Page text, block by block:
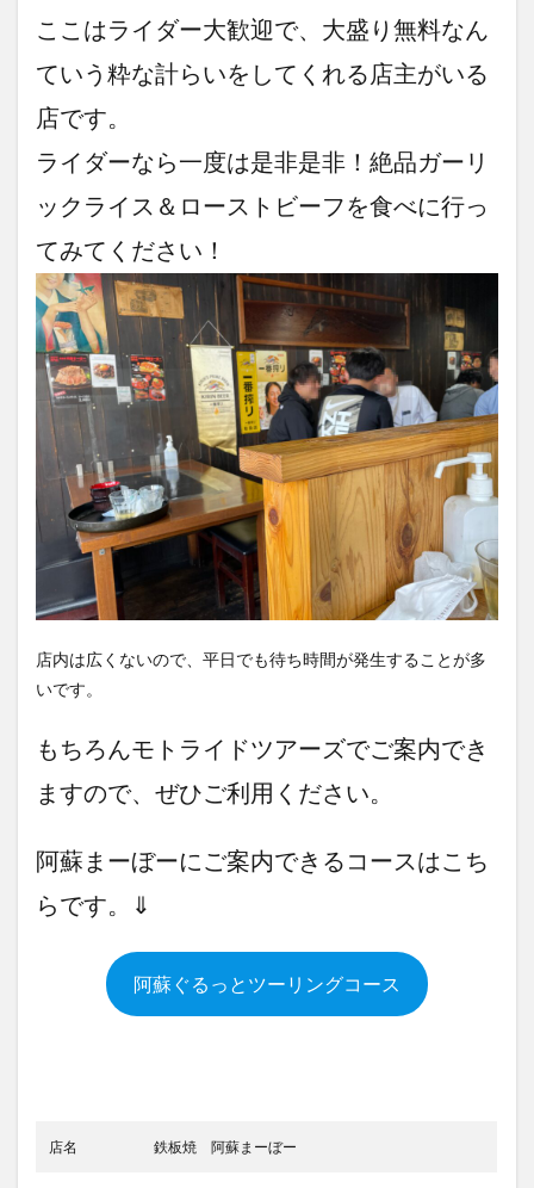
ここはライダー大歓迎で、大盛り無料なん
ていう粋な計らいをしてくれる店主がいる
店です。
ライダーなら一度は是非是非！絶品ガーリ
ックライス＆ローストビーフを食べに行っ
てみてください！
店内は広くないので、平日でも待ち時間が発生することが多
いです。
もちろんモトライドツアーズでご案内でき
ますので、ぜひご利用ください。
阿蘇まーぼーにご案内できるコースはこち
らです。⇓
阿蘇ぐるっとツーリングコース
店名 鉄板焼 阿蘇まーぼー